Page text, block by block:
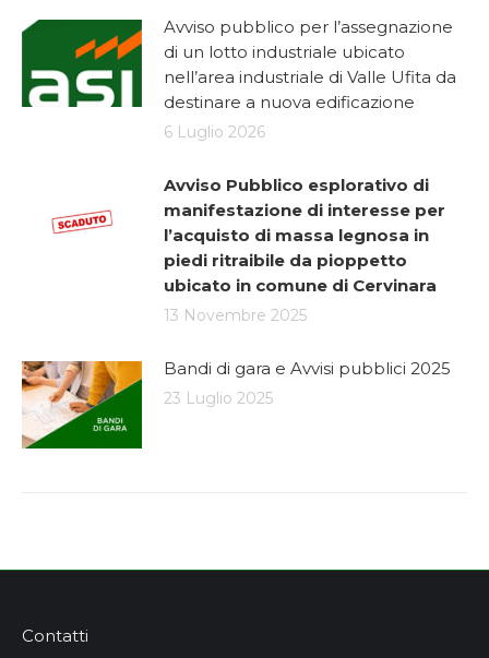
Avviso pubblico per l’assegnazione
di un lotto industriale ubicato
nell’area industriale di Valle Ufita da
destinare a nuova edificazione
6 Luglio 2026
Avviso Pubblico esplorativo di
manifestazione di interesse per
l’acquisto di massa legnosa in
piedi ritraibile da pioppetto
ubicato in comune di Cervinara
13 Novembre 2025
Bandi di gara e Avvisi pubblici 2025
23 Luglio 2025
Contatti